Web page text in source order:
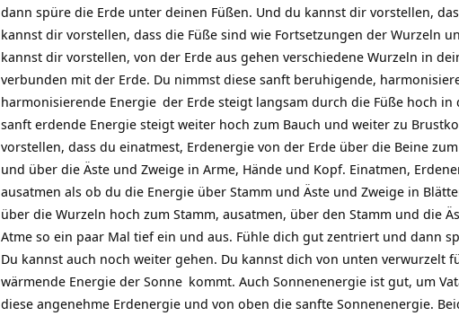
dann spüre die Erde unter deinen Füßen. Und du kannst dir vorstellen,
kannst dir vorstellen, dass die Füße sind wie Fortsetzungen der Wurzeln
kannst dir vorstellen, von der Erde aus gehen verschiedene Wurzeln in
verbunden mit der Erde. Du nimmst diese sanft beruhigende,
harmonisierende Energie der Erde steigt langsam durch die Füße hoch
sanft erdende Energie steigt weiter hoch zum Bauch und weiter zu
vorstellen, dass du einatmest, Erdenergie von der Erde über die Beine
und über die Äste und Zweige in Arme, Hände und Kopf. Einatmen,
ausatmen als ob du die Energie über Stamm und Äste und Zweige in
über die Wurzeln hoch zum Stamm, ausatmen, über den Stamm und die
Atme so ein paar Mal tief ein und aus. Fühle dich gut zentriert und dann
Du kannst auch noch weiter gehen. Du kannst dich von unten verwurzelt
wärmende Energie der Sonne kommt. Auch Sonnenenergie ist gut, um
diese angenehme Erdenergie und von oben die sanfte Sonnenenergie.